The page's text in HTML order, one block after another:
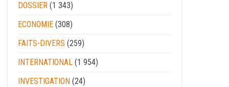
DOSSIER (1 343)
ECONOMIE (308)
FAITS-DIVERS (259)
INTERNATIONAL (1 954)
INVESTIGATION (24)